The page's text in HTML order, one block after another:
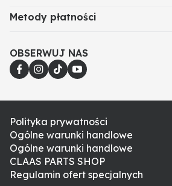
Metody płatności
OBSERWUJ NAS
Polityka prywatności
Ogólne warunki handlowe
Ogólne warunki handlowe
CLAAS PARTS SHOP
Regulamin ofert specjalnych